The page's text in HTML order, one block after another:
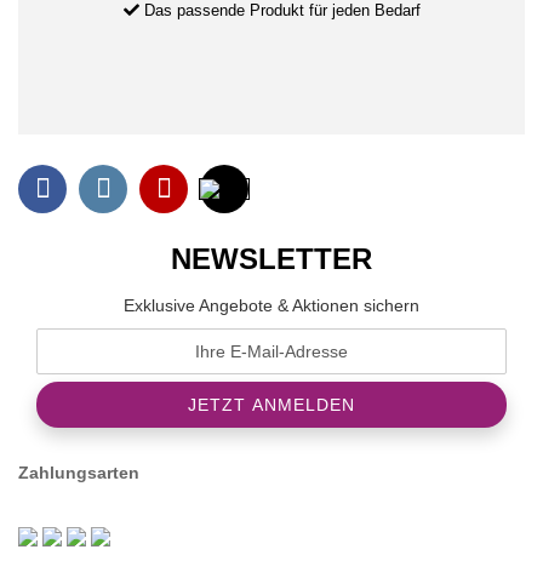
Das passende Produkt für jeden Bedarf
NEWSLETTER
Exklusive Angebote & Aktionen sichern
Zahlungsarten